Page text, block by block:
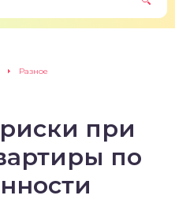
Разное
при
по